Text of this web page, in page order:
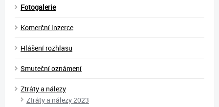
Fotogalerie
Komerční inzerce
Hlášení rozhlasu
Smuteční oznámení
Ztráty a nálezy
Ztráty a nálezy 2023